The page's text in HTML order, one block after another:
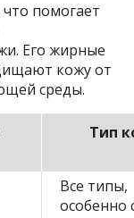
помогает
Его жирные
кожу от
среды.
Тип
Все типы,
особенно